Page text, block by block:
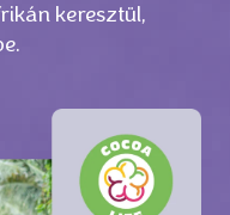
keresztül,